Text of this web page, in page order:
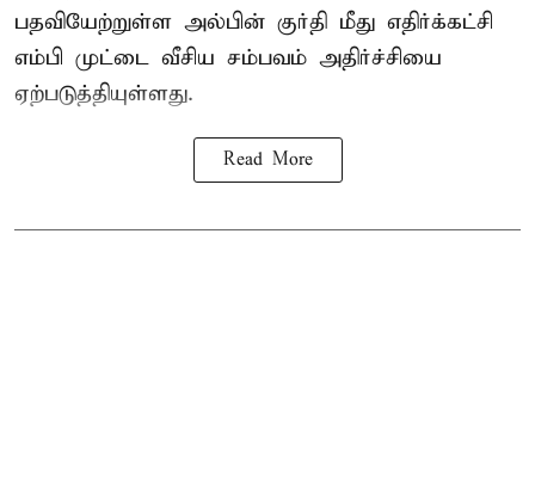
பதவியேற்றுள்ள அல்பின் குர்தி மீது எதிர்க்கட்சி
எம்பி முட்டை வீசிய சம்பவம் அதிர்ச்சியை
ஏற்படுத்தியுள்ளது.
Read More